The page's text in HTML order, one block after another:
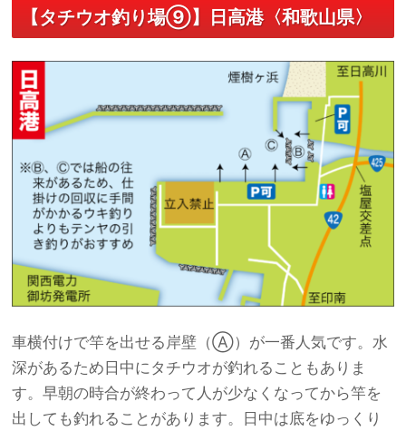
【タチウオ釣り場⑨】日高港〈和歌山県〉
車横付けで竿を出せる岸壁（Ⓐ）が一番人気です。水
深があるため日中にタチウオが釣れることもありま
す。早朝の時合が終わって人が少なくなってから竿を
出しても釣れることがあります。日中は底をゆっくり